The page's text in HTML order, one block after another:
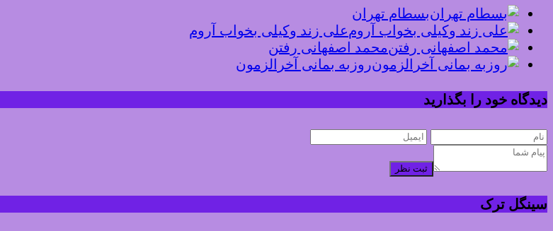
بسطام تهران
علی زند وکیلی بخواب آروم
محمد اصفهانی رفتن
روزبه بمانی آخرالزمون
دیدگاه خود را بگذارید
ثبت نظر
سینگل ترک